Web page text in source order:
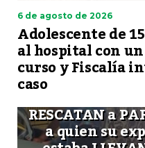
6 de agosto de 2026
Adolescente de
al hospital con
curso y Fiscalía
caso
RESCATAN a
a quien su